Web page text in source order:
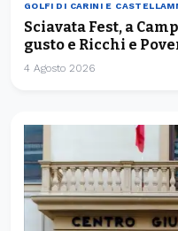
GOLFI DI CARINI E
Sciavata Fest, a
gusto e Ricchi e
4 Agosto 2026